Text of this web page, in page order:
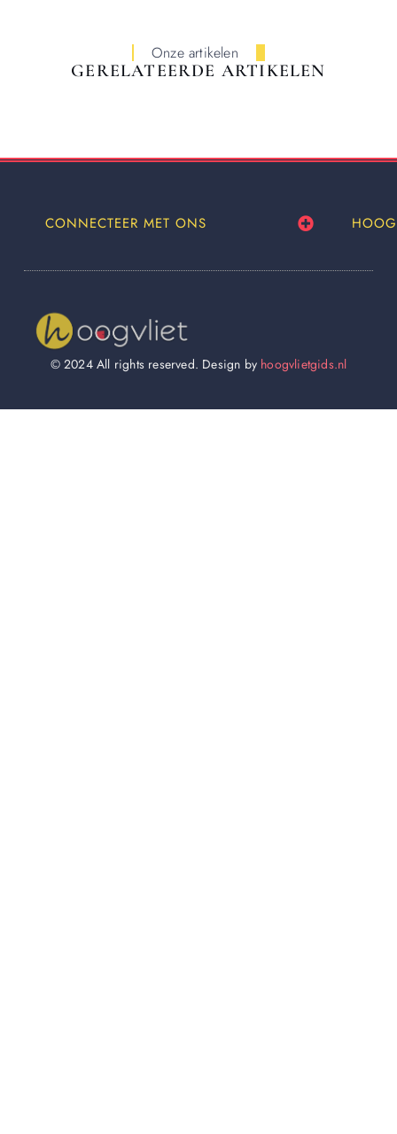
Onze artikelen
GERELATEERDE ARTIKELEN
CONNECTEER MET ONS
© 2024 All rights reserved. Design by hoogvlietgids.nl